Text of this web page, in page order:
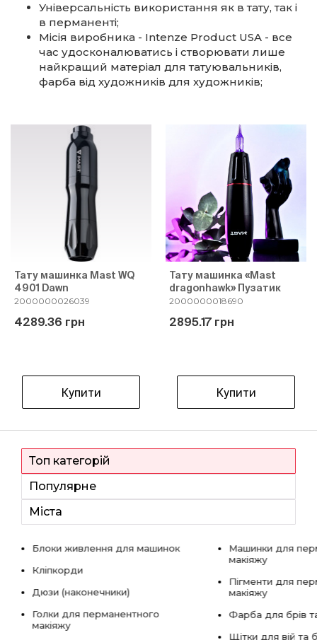
Універсальність використання як в тату, так і
в перманенті;
Місія виробника - Intenze Product USA - все
час удосконалюватись і створювати лише
найкращий матеріал для татуювальників,
фарба від художників для художників;
Тату машинка Mast WQ
4901 Dawn
2000000026039
4289.36 грн
Купити
Тату машинка «Mast
dragonhawk» Пузатик
2000000018690
2895.17 грн
Купити
Топ категорій
Популярне
Міста
Блоки живлення для машинок
Кліпкорди
Дюзи (наконечники)
Голки для перманентного
макіяжу
Машинки для
макіяжу
Пігменти для
макіяжу
Фарба для брів
Щітки для вій та